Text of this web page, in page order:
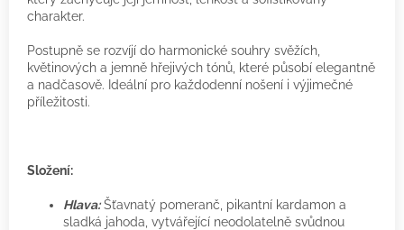
charakter.
Postupně se rozvíjí do harmonické souhry svěžích,
květinových a jemně hřejivých tónů, které působí elegantně
a nadčasově. Ideální pro každodenní nošení i výjimečné
příležitosti.
Složení:
Hlava: Šťavnatý pomeranč, pikantní kardamon a
sladká jahoda, vytvářející neodolatelně svůdnou